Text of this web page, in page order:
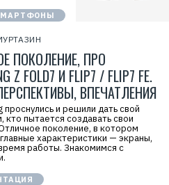
ПОКОЛЕНИЕ, ПРО
Z FOLD7 И FLIP7 / FLIP7 FE.
ВПЕЧАТЛЕНИЯ
проснулись и решили дать свой
кто пытается создавать свои
поколение, в котором
характеристики — экраны,
работы. Знакомимся с